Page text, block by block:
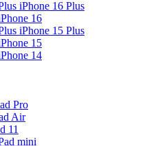
iPhone 16 Plus
16
iPhone 15 Plus
15
14
Pro
Air
11
mini